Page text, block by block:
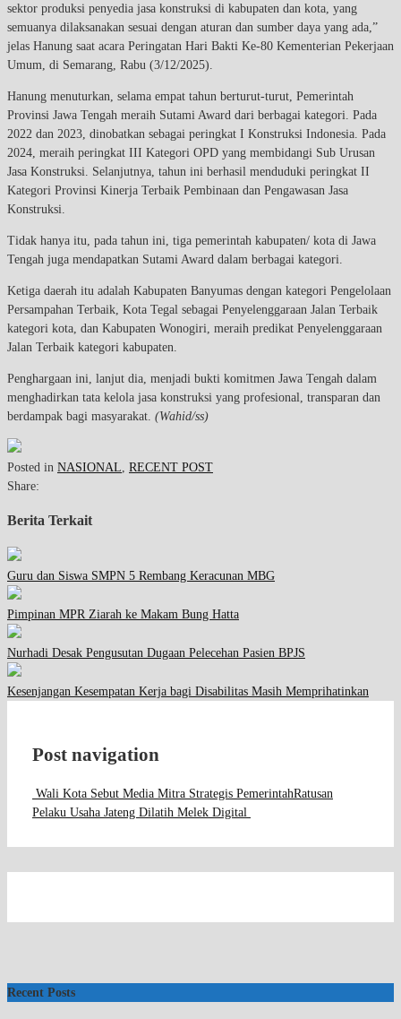
sektor produksi penyedia jasa konstruksi di kabupaten dan kota, yang
semuanya dilaksanakan sesuai dengan aturan dan sumber daya yang ada,”
jelas Hanung saat acara Peringatan Hari Bakti Ke-80 Kementerian Pekerjaan
Umum, di Semarang, Rabu (3/12/2025).
Hanung menuturkan, selama empat tahun berturut-turut, Pemerintah
Provinsi Jawa Tengah meraih Sutami Award dari berbagai kategori. Pada
2022 dan 2023, dinobatkan sebagai peringkat I Konstruksi Indonesia. Pada
2024, meraih peringkat III Kategori OPD yang membidangi Sub Urusan
Jasa Konstruksi. Selanjutnya, tahun ini berhasil menduduki peringkat II
Kategori Provinsi Kinerja Terbaik Pembinaan dan Pengawasan Jasa
Konstruksi.
Tidak hanya itu, pada tahun ini, tiga pemerintah kabupaten/ kota di Jawa
Tengah juga mendapatkan Sutami Award dalam berbagai kategori.
Ketiga daerah itu adalah Kabupaten Banyumas dengan kategori Pengelolaan
Persampahan Terbaik, Kota Tegal sebagai Penyelenggaraan Jalan Terbaik
kategori kota, dan Kabupaten Wonogiri, meraih predikat Penyelenggaraan
Jalan Terbaik kategori kabupaten.
Penghargaan ini, lanjut dia, menjadi bukti komitmen Jawa Tengah dalam
menghadirkan tata kelola jasa konstruksi yang profesional, transparan dan
berdampak bagi masyarakat. (Wahid/ss)
Posted in NASIONAL RECENT POST
Share:
Berita Terkait
Guru dan Siswa SMPN 5 Rembang Keracunan MBG
Pimpinan MPR Ziarah ke Makam Bung Hatta
Nurhadi Desak Pengusutan Dugaan Pelecehan Pasien BPJS
Kesenjangan Kesempatan Kerja bagi Disabilitas Masih Memprihatinkan
Post navigation
Wali Kota Sebut Media Mitra Strategis PemerintahRatusan
Pelaku Usaha Jateng Dilatih Melek Digital
Recent Posts